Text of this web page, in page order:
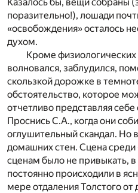
поразительно!), лошади
«освобождения» осталось
духом.
Кроме
волновался, заблудился,
скользкой дорожке в
обстоятельство, которое
отчетливо представляя
Проснись С.А., когда они
оглушительный скандал. Но
домашних стен. Сцена
сценам было не привыкать,
постоянно происходили в
мере отдаления Толстого